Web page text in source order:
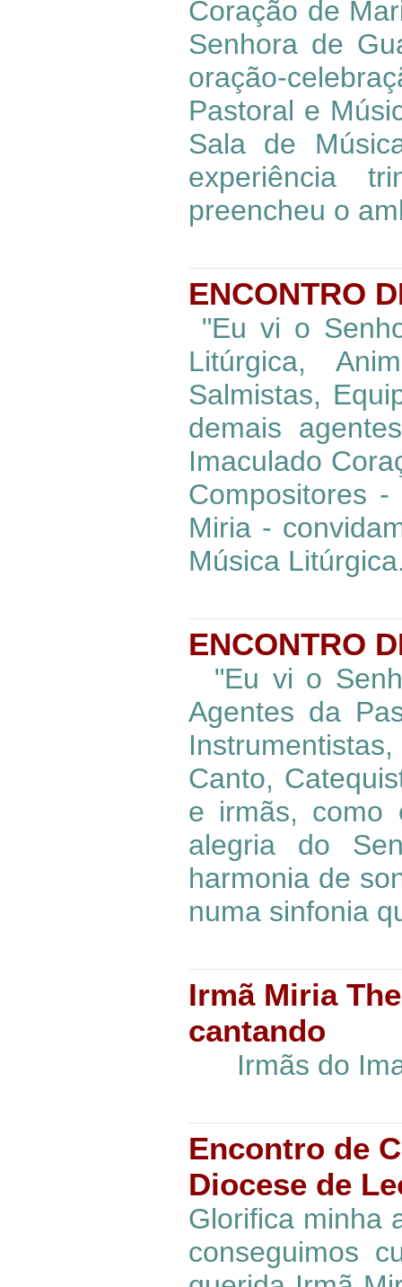
Coração de
Senhora de
oração-
Pastoral e
Sala de
experiência
preencheu o
ENCONTRO
"Eu vi o
Litúrgica,
Salmistas,
demais
Imaculado
Compositores
Miria -
Música
ENCONTRO
"Eu vi o
Agentes da
Canto,
e irmãs, como
alegria do
harmonia de
numa sinfonia
Irmã Miria
cantando
Irmãs do
Encontro de
Diocese de
Glorifica minha
conseguimos